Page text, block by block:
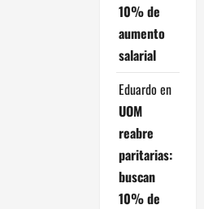
10% de
aumento
salarial
Eduardo en
UOM
reabre
paritarias:
buscan
10% de